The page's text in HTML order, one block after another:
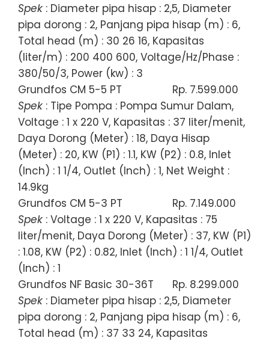
Spek : Diameter pipa hisap : 2,5, Diameter
pipa dorong : 2, Panjang pipa hisap (m) : 6,
Total head (m) : 30 26 16, Kapasitas
(liter/m) : 200 400 600, Voltage/Hz/Phase :
380/50/3, Power (kw) : 3
Grundfos CM 5-5 PT
Rp. 7.599.000
Spek : Tipe Pompa : Pompa Sumur Dalam,
Voltage : 1 x 220 V, Kapasitas : 37 liter/menit,
Daya Dorong (Meter) : 18, Daya Hisap
(Meter) : 20, KW (P1) : 1.1, KW (P2) : 0.8, Inlet
(Inch) : 1 1/4, Outlet (Inch) : 1, Net Weight :
14.9kg
Grundfos CM 5-3 PT
Rp. 7.149.000
Spek : Voltage : 1 x 220 V, Kapasitas : 75
liter/menit, Daya Dorong (Meter) : 37, KW (P1)
: 1.08, KW (P2) : 0.82, Inlet (Inch) : 1 1/4, Outlet
(Inch) : 1
Grundfos NF Basic 30-36T
Rp. 8.299.000
Spek : Diameter pipa hisap : 2,5, Diameter
pipa dorong : 2, Panjang pipa hisap (m) : 6,
Total head (m) : 37 33 24, Kapasitas